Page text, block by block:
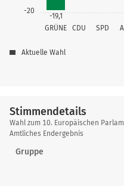
-20
GRÜNE CDU SPD
-19,1
Aktuelle Wahl
Stimmendetails
Stimmendetails
Wahl zum 10. Europäischen
Amtliches Endergebnis
Gruppe